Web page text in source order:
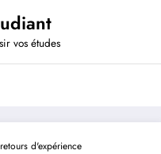
vos études
d'expérience